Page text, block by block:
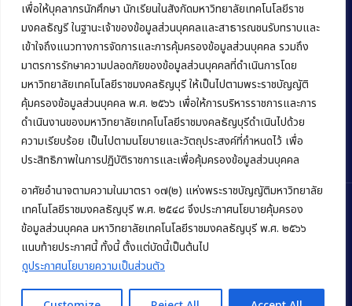
เพื่อให้บุคลากรนักศึกษา นักเรียนในสังกัดมหาวิทยาลัยเทคโนโลยีราช
มงคลธัญรี ในฐานะเจ้าของข้อมูลส่วนบุคคลและสาธารณชนรับทราบและ
เข้าใจถึงแนวทางการจัดการและการคุ้มครองข้อมูลส่วนบุคคล รวมถึง
มาตรการรักษาความปลอดภัยของข้อมูลส่วนบุคคลที่ดำเนินการโดย
มหาวิทยาลัยเทคโนโลยีราชมงคลธัญบุรี ให้เป็นไปตามพระราชบัญญัติ
คุ้มครองข้อมูลส่วนบุคคล พ.ศ. ๒๕๖๖ เพื่อให้การบริหารราชการและการ
ดำเนินงานของมหาวิทยาลัยเทคโนโลยีราชมงคลธัญบุรีดำเนินไปด้วย
ความเรียบร้อย เป็นไปตามนโยบายและวัตถุประสงค์ที่กำหนดไว้ เพื่อ
ประสิทธิภาพในการปฏิบัติราชการและเพื่อคุ้มครองข้อมูลส่วนบุคคล
อาศัยอำนาจตามความในมาตรา ๑๗(๒) แห่งพระราชบัญญัติมหาวิทยาลัย
เทคโนโลยีราชมงคลธัญบุรี พ.ศ. ๒๕๔๘ จึงประกาศนโยบายคุ้มครอง
ข้อมูลส่วนบุคคล มหาวิทยาลัยเทคโนโลยีราชมงคลธัญบุรี พ.ศ. ๒๕๖๖
แนบท้ายประกาศนี้ ทั้งนี้ ตั้งแต่บัดนี้เป็นต้นไป
ดูประกาศนโยบายความเป็นส่วนตัว
39 หมู่ 1 ถนนรังสิต-นครนายก ตำบลคลองหก
อำเภอคลองหลวง จังหวัดปทุมธานี 12120
Phone:+66 (0) 2549 3243,+66 (0) 2549 3241
E-mail:bus@rmutt.ac.th
Copyright © 2022 คณะบริหารธุรกิจ มหาวิทยาลัยเทคโนโลยีราชมงคล
ธัญบุรี